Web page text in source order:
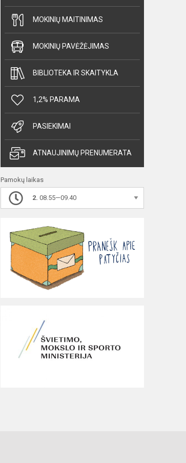
MOKINIŲ MAITINIMAS
MOKINIŲ PAVĖŽĖJIMAS
BIBLIOTEKA IR SKAITYKLA
1,2% PARAMA
PASIEKIMAI
ATNAUJINIMŲ PRENUMERATA
Pamokų laikas
2. 08.55—09.40